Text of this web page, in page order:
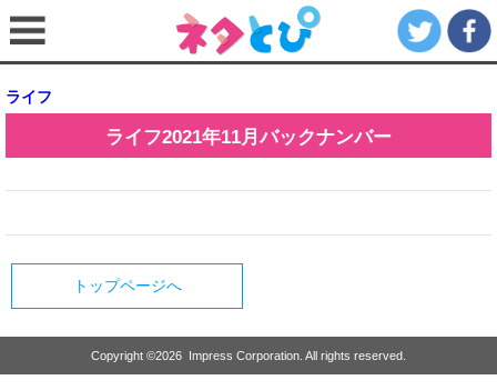
ライフ
ライフ2021年11月バックナンバー
トップページへ
Copyright ©2026 Impress Corporation. All rights reserved.